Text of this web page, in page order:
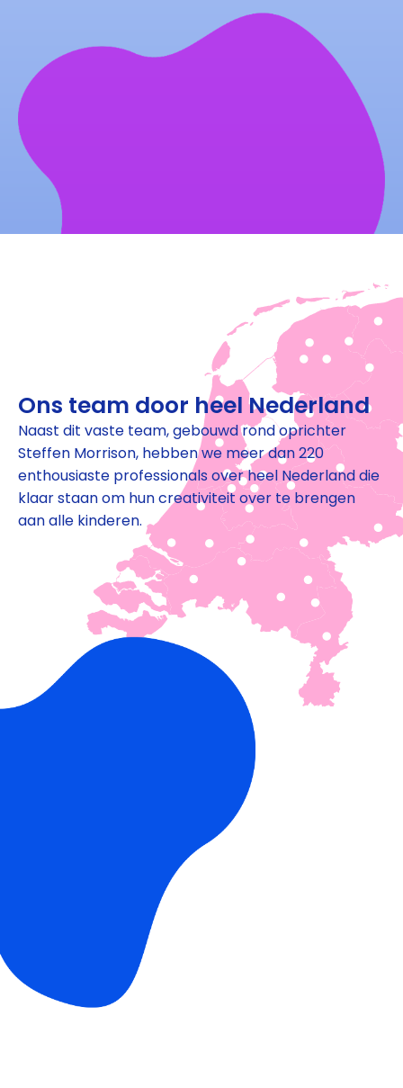
Ons team door heel Nederland
Naast dit vaste team, gebouwd rond oprichter
Steffen Morrison, hebben we meer dan 220
enthousiaste professionals over heel Nederland die
klaar staan om hun creativiteit over te brengen
aan alle kinderen.